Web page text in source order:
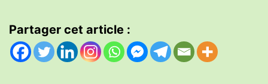
Partager cet article :